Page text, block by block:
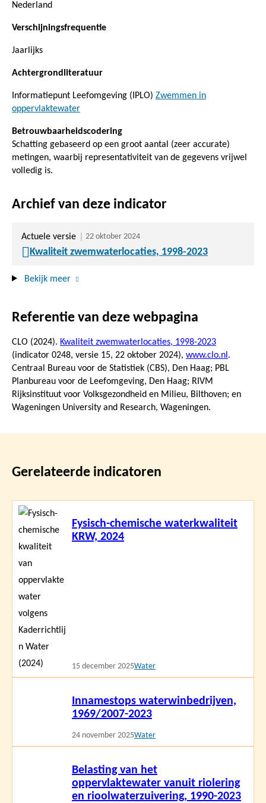
Nederland
Verschijningsfrequentie
Jaarlijks
Achtergrondliteratuur
Informatiepunt Leefomgeving (IPLO) Zwemmen in
oppervlaktewater
Betrouwbaarheidscodering
Schatting gebaseerd op een groot aantal (zeer accurate)
metingen, waarbij representativiteit van de gegevens vrijwel
volledig is.
Archief van deze indicator
Actuele versie 22 oktober 2024
Kwaliteit zwemwaterlocaties, 1998-2023
Bekijk meer
Referentie van deze webpagina
CLO (2024). Kwaliteit zwemwaterlocaties, 1998-2023
(indicator 0248, versie 15, 22 oktober 2024), www.clo.nl .
Centraal Bureau voor de Statistiek (CBS), Den Haag; PBL
Planbureau voor de Leefomgeving, Den Haag; RIVM
Rijksinstituut voor Volksgezondheid en Milieu, Bilthoven; en
Wageningen University and Research, Wageningen.
Gerelateerde indicatoren
Fysisch-chemische waterkwaliteit
KRW, 2024
15 december 2025Water
Lees
meer
Innamestops waterwinbedrijven,
1969/2007-2023
24 november 2025Water
Belasting van het
oppervlaktewater vanuit riolering
en rioolwaterzuivering, 1990-2023